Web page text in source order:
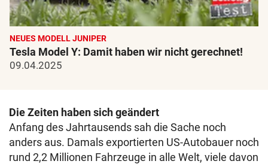
NEUES MODELL JUNIPER
Tesla Model Y: Damit haben wir nicht gerechnet!
09.04.2025
Die Zeiten haben sich geändert
Anfang des Jahrtausends sah die Sache noch
anders aus. Damals exportierten US-Autobauer noch
rund 2,2 Millionen Fahrzeuge in alle Welt, viele davon